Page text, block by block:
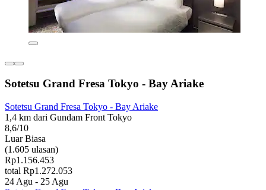
Sotetsu Grand Fresa Tokyo - Bay Ariake
Sotetsu Grand Fresa Tokyo - Bay Ariake
1,4 km dari Gundam Front Tokyo
8,6/10
Luar Biasa
(1.605 ulasan)
Rp1.156.453
total Rp1.272.053
24 Agu - 25 Agu